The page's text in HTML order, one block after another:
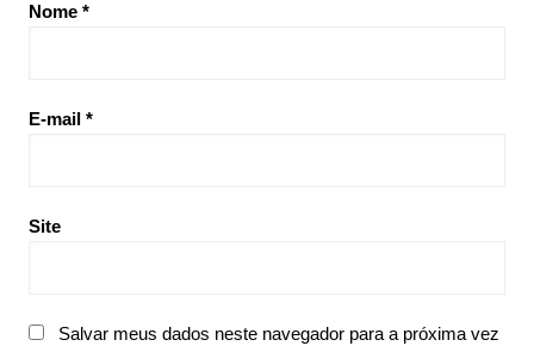
Nome *
E-mail *
Site
Salvar meus dados neste navegador para a próxima vez